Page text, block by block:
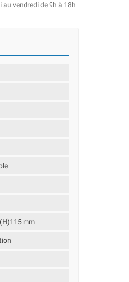
au vendredi de 9h à 18h
mm